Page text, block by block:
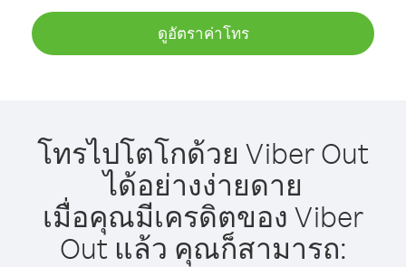
ดูอัตราค่าโทร
โทรไปโตโกด้วย Viber Out
ได้อย่างง่ายดาย
เมื่อคุณมีเครดิตของ Viber
Out แล้ว คุณก็สามารถ: